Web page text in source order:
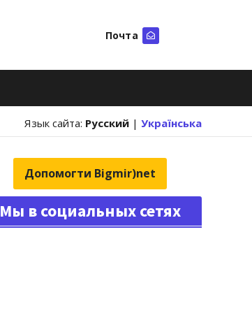
Почта
Язык сайта: Русский | Українська
Допомогти Bigmir)net
Мы в социальных сетях